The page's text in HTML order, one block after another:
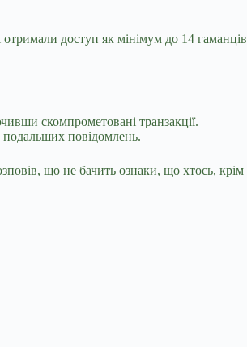
доступ як мінімум до 14 гаманців
скомпрометовані транзакції.
подальших повідомлень.
що не бачить ознаки, що хтось, крім